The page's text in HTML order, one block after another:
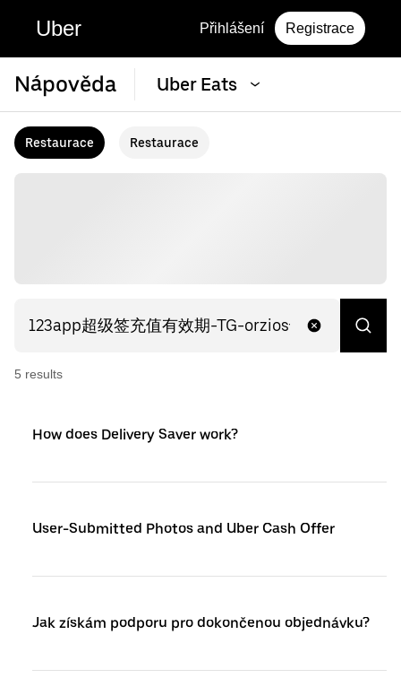
Uber Přihlášení Registrace
Nápověda Uber Eats
Restaurace Restaurace
5 results
How does Delivery Saver work?
User-Submitted Photos and Uber Cash Offer
Jak získám podporu pro dokončenou objednávku?